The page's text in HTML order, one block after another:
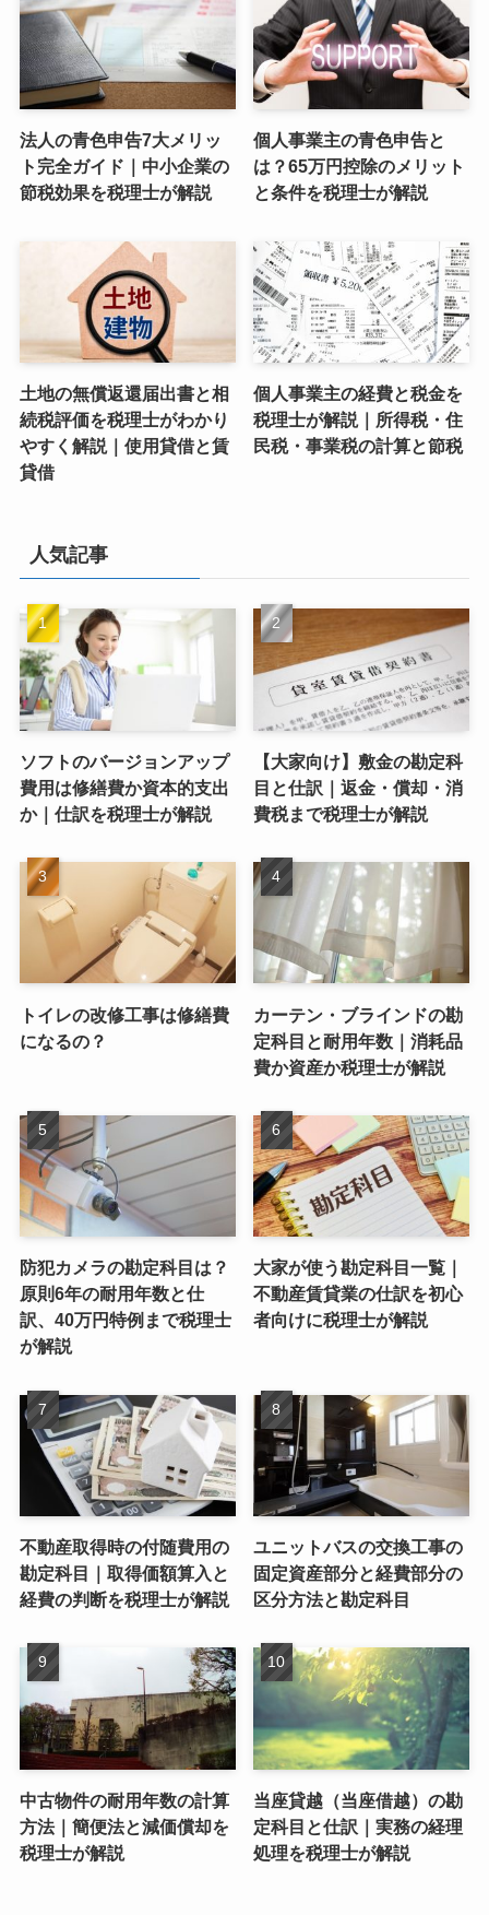
法人の青色申告7大メリッ
ト完全ガイド｜中小企業の
節税効果を税理士が解説
個人事業主の青色申告と
は？65万円控除のメリット
と条件を税理士が解説
土地の無償返還届出書と相
続税評価を税理士がわかり
やすく解説｜使用貸借と賃
貸借
個人事業主の経費と税金を
税理士が解説｜所得税・住
民税・事業税の計算と節税
人気記事
ソフトのバージョンアップ
費用は修繕費か資本的支出
か｜仕訳を税理士が解説
【大家向け】敷金の勘定科
目と仕訳｜返金・償却・消
費税まで税理士が解説
トイレの改修工事は修繕費
になるの？
カーテン・ブラインドの勘
定科目と耐用年数｜消耗品
費か資産か税理士が解説
防犯カメラの勘定科目は？
原則6年の耐用年数と仕
訳、40万円特例まで税理士
が解説
大家が使う勘定科目一覧｜
不動産賃貸業の仕訳を初心
者向けに税理士が解説
不動産取得時の付随費用の
勘定科目｜取得価額算入と
経費の判断を税理士が解説
ユニットバスの交換工事の
固定資産部分と経費部分の
区分方法と勘定科目
中古物件の耐用年数の計算
方法｜簡便法と減価償却を
税理士が解説
当座貸越（当座借越）の勘
定科目と仕訳｜実務の経理
処理を税理士が解説